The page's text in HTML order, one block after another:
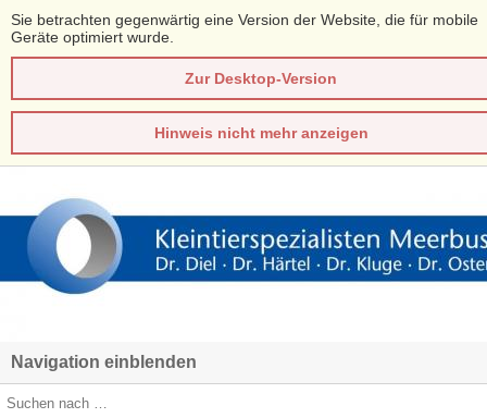
Sie betrachten gegenwärtig eine Version der Website, die für mobile
Geräte optimiert wurde.
Zur Desktop-Version
Hinweis nicht mehr anzeigen
Navigation einblenden